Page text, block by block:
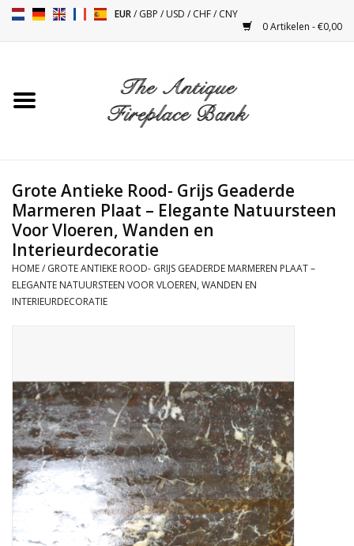
EUR/GBP /USD /CHF/CNY
0 Artikelen - €0,00
Toebehoren
Kacheltjes
Tafels
Decoratieve Outdoor
Objecten
Vloeren - Steen, Terra Cotta
& Marmer
Outlet
Grote Antieke Rood- Grijs Geaderde
Marmeren Plaat – Elegante Natuursteen
Voor Vloeren, Wanden en
Interieurdecoratie
HOME/ GROTE ANTIEKE ROOD- GRIJS GEADERDE MARMEREN PLAAT –
ELEGANTE NATUURSTEEN VOOR VLOEREN, WANDEN EN
INTERIEURDECORATIE